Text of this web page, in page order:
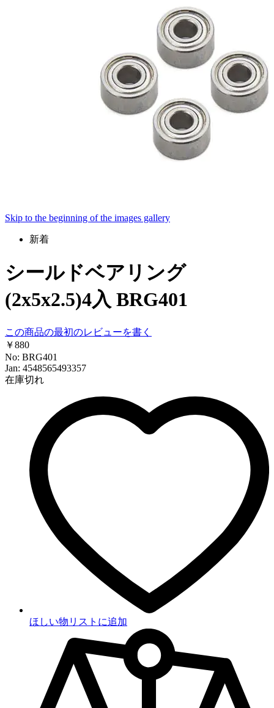
Skip to the beginning of the images gallery
新着
シールドベアリング
(2x5x2.5)4入 BRG401
この商品の最初のレビューを書く
￥880
No: BRG401
Jan: 4548565493357
在庫切れ
ほしい物リストに追加